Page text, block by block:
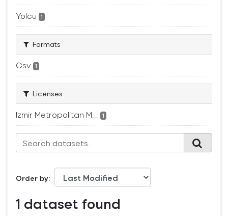
Yolcu 1
Formats
Csv 1
Licenses
Izmir Metropolitan M... 1
Order by
1 dataset found